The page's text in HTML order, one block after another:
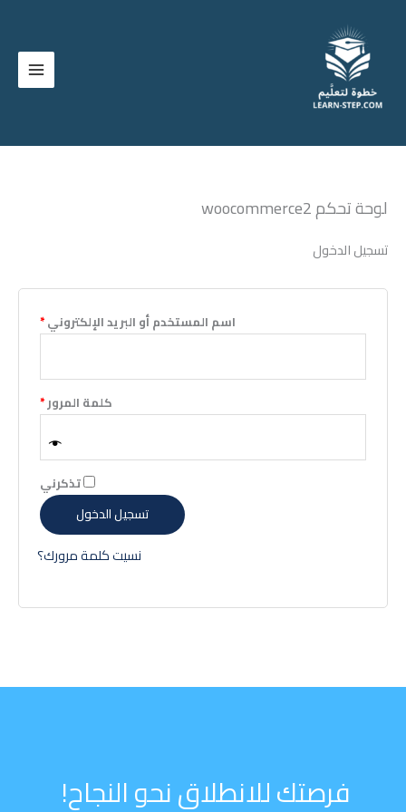
المحتوى
لوحة تحكم woocommerce2
تسجيل الدخول
اسم المستخدم أو البريد الإلكتروني*
كلمة المرور*
تذكرني
تسجيل الدخول
نسيت كلمة مرورك؟
فرصتك للانطلاق نحو النجاح!